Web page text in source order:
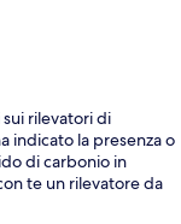
rilevatori di
indicato la presenza o
di carbonio in
te un rilevatore da